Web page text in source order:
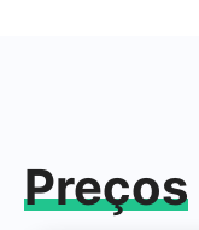
Preços